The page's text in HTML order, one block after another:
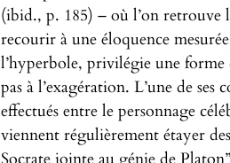
(ibid., p. 185) – où l’on retrouve
recourir à une éloquence
l’hyperbole, privilégie une
pas à l’exagération. L’une de
effectués entre le personnage
viennent régulièrement étayer